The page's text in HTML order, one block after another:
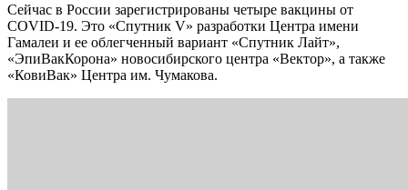
Сейчас в России зарегистрированы четыре вакцины от
COVID-19. Это «Спутник V» разработки Центра имени
Гамалеи и ее облегченный вариант «Спутник Лайт»,
«ЭпиВакКорона» новосибирского центра «Вектор», а также
«КовиВак» Центра им. Чумакова.